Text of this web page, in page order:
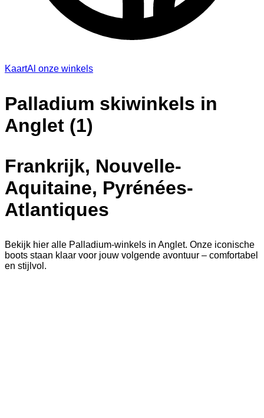
KaartAl onze winkels
Palladium skiwinkels in
Anglet (1)
Frankrijk, Nouvelle-
Aquitaine, Pyrénées-
Atlantiques
Bekijk hier alle Palladium-winkels in Anglet. Onze iconische
boots staan klaar voor jouw volgende avontuur – comfortabel
en stijlvol.